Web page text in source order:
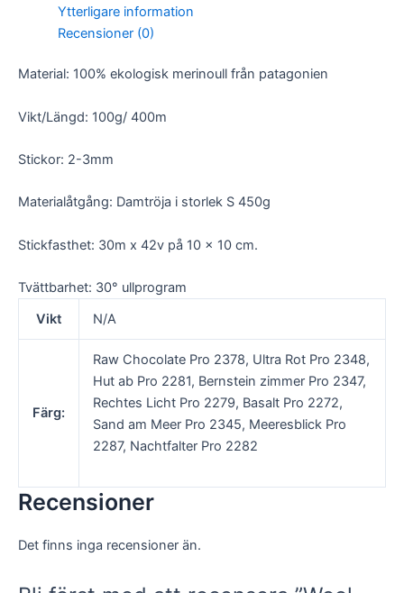
Ytterligare information
Recensioner (0)
Material: 100% ekologisk merinoull från patagonien
Vikt/Längd: 100g/ 400m
Stickor: 2-3mm
Materialåtgång: Damtröja i storlek S 450g
Stickfasthet: 30m x 42v på 10 x 10 cm.
Tvättbarhet: 30° ullprogram
Vikt
N/A
Färg:
Raw Chocolate Pro 2378, Ultra Rot Pro 2348,
Hut ab Pro 2281, Bernstein zimmer Pro 2347,
Rechtes Licht Pro 2279, Basalt Pro 2272,
Sand am Meer Pro 2345, Meeresblick Pro
2287, Nachtfalter Pro 2282
Recensioner
Det finns inga recensioner än.
uppbyggnad,
baserat på
hemsidan
För att vår
prestera så
ditt besök.
de här
kakorna
kommer viss
funktionalitet
att försvinna
Marknadsföring
Genom att dela
intressen och
ditt beteende
att få se